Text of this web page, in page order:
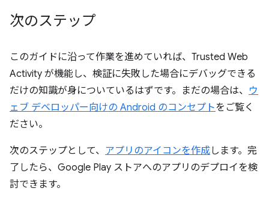
次のステップ
このガイドに沿って作業を進めていれば、Trusted Web
Activity が機能し、検証に失敗した場合にデバッグできる
だけの知識が身についているはずです。まだの場合は、 ウ
ェブ デベロッパー向けの Android のコンセプトをご覧く
ださい。
次のステップとして、 アプリのアイコンを作成します。完
了したら、Google Play ストアへのアプリのデプロイを検
討できます。